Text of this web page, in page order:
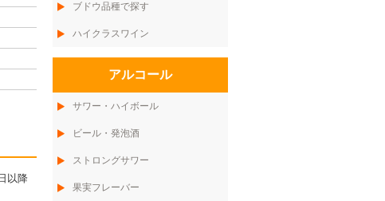
以降
ブドウ品種で探す
ハイクラスワイン
アルコール
サワー・ハイボール
ビール・発泡酒
ストロングサワー
果実フレーバー